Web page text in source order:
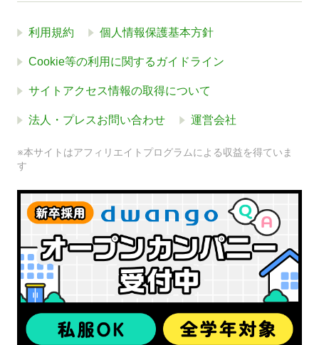
利用規約 個人情報保護基本方針
Cookie等の利用に関するガイドライン
サイトアクセス情報の取得について
法人・プレスお問い合わせ 運営会社
※本サイトはアフィリエイトプログラムによる収益を得ていま
す